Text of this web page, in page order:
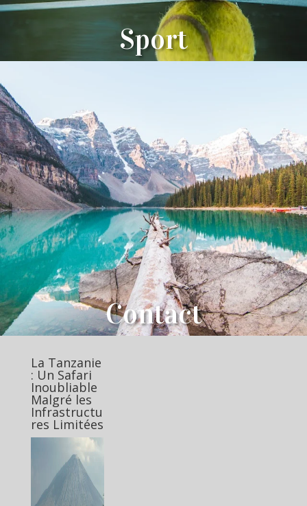
Sport
Contact
La Tanzanie
: Un Safari
Inoubliable
Malgré les
Infrastructu
res Limitées